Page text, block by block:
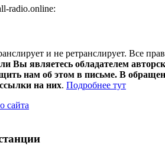
radio.online:
и не ретранслирует. Все
Вы являетесь обладателем
нам об этом в письме. В
на них. Подробнее тут
сайта